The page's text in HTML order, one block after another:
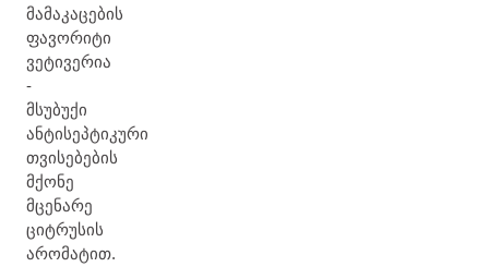
მამაკაცების
ფავორიტი
ვეტივერია
-
მსუბუქი
ანტისეპტიკური
თვისებების
მქონე
მცენარე
ციტრუსის
არომატით.